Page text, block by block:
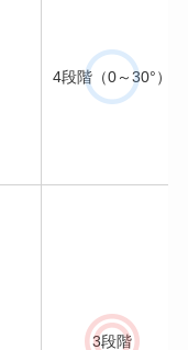
4段階（0～30°）
3段階